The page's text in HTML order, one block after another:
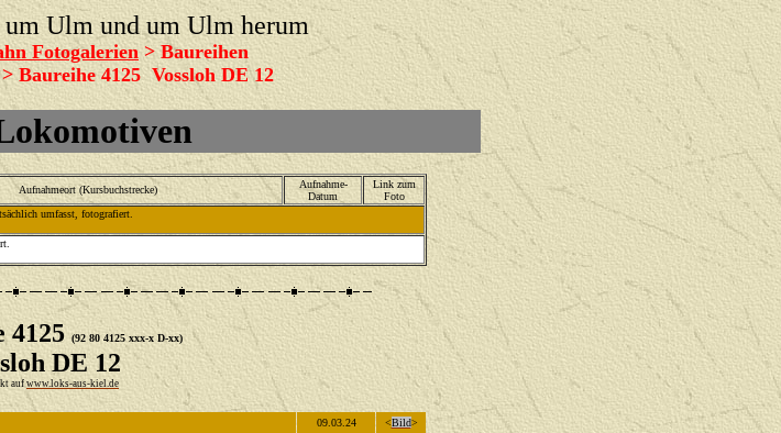
Ulm und um Ulm herum
Fotogalerien>Baureihen
Baureihe 4125 Vossloh DE 12
Aufnahmeort (Kursbuchstrecke)
Aufnahme-
Datum
Link zum
Foto
umfasst, fotografiert.
4125(92 80 4125 xxx-x D-xx)
DE 12
aufwww.loks-aus-kiel.de
09.03.24 <Bild>